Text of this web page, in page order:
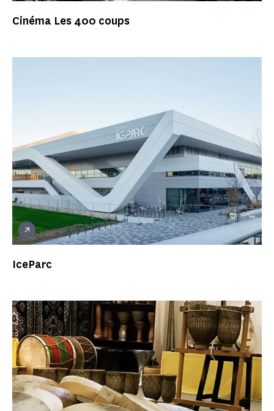
Cinéma Les 400 coups
IceParc